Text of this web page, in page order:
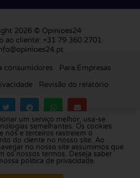
2026 © Opinioes24
ao cliente: +31 79 360 2701
consumidores
Para Empresas
Revisão do relatório
de avaliações na
, França,Alemanha,
, Itália,Polónia,Dinamarca,
.
um serviço melhor, usa-se
semelhantes. Os cookies
nós e terceiros rastreiem o
do cliente no nosso site. Ao
no nosso site assumimos que
os nossos termos. Deseja saber
política de privacidade.